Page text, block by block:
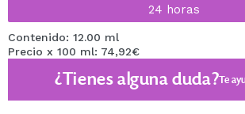
24 horas
Contenido: 12.00 ml
Precio x 100 ml: 74,92€
¿Tienes alguna duda?Te